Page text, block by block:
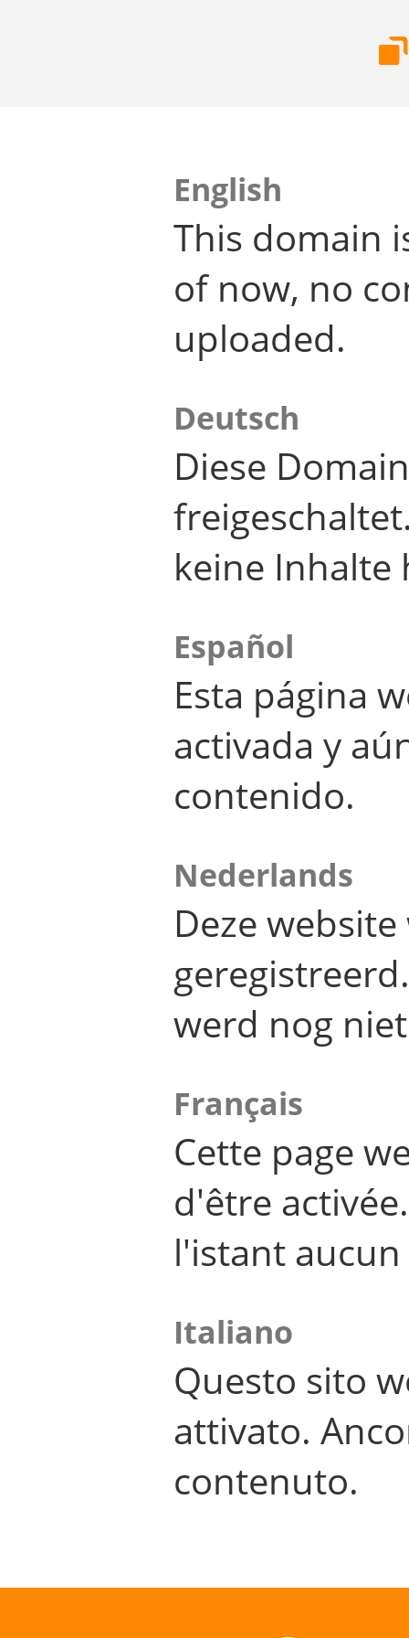
English
This domain
of now, no
uploaded.
Deutsch
Diese
keine Inhalte
Español
Esta página
activada y
contenido.
Nederlands
Deze
werd nog
Français
Cette page
d'être
l'istant
Italiano
Questo sito
attivato.
contenuto.